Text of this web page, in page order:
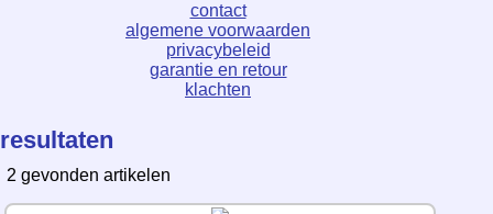
contact
algemene voorwaarden
privacybeleid
garantie en retour
klachten
resultaten
2 gevonden artikelen